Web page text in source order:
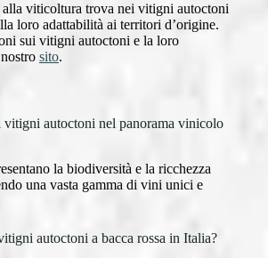
alla viticoltura trova nei vitigni autoctoni
loro adattabilità ai territori d’origine.
sui vitigni autoctoni e la loro
sito.
vitigni autoctoni nel panorama vinicolo
la biodiversità e la ricchezza
una vasta gamma di vini unici e
autoctoni a bacca rossa in Italia?